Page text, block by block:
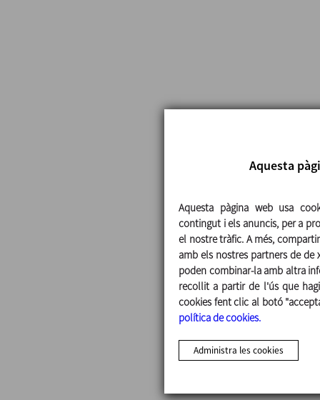
Aquesta
Aquesta pàgina web usa
contingut i els anuncis, per a
el nostre tràfic. A més,
amb els nostres partners de de
poden combinar-la amb altra
recollit a partir de l'ús que
cookies fent clic al botó
política de cookies.
Administra les cookies